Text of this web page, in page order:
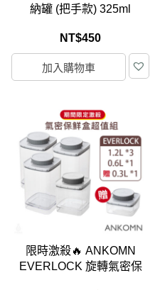
納罐 (把手款) 325ml
NT$450
加入購物車
限時激殺🔥 ANKOMN
EVERLOCK 旋轉氣密保